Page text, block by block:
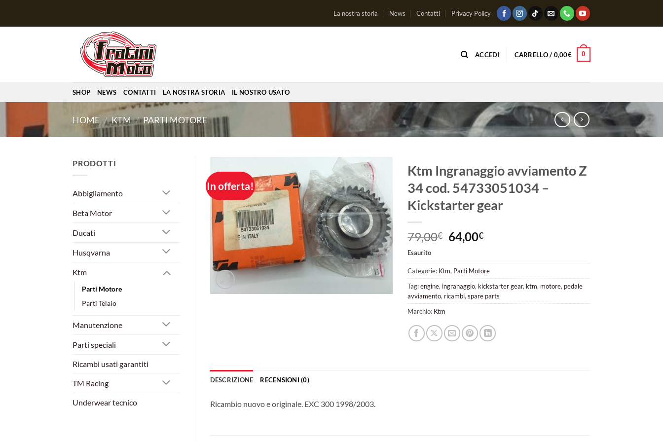
La nostra storia News Contatti Privacy Policy
ACCEDI CARRELLO / 0,00€ 0
SHOP NEWS CONTATTI LA NOSTRA STORIA IL NOSTRO USATO
HOME / KTM / PARTI MOTORE
PRODOTTI
Abbigliamento
Beta Motor
Ducati
Husqvarna
Ktm
Parti Motore
Parti Telaio
Manutenzione
Parti speciali
Ricambi usati garantiti
TM Racing
Underwear tecnico
In offerta!
Aggiungi
alla lista
dei
desideri
Ktm Ingranaggio avviamento Z
34 cod. 54733051034 –
Kickstarter gear
79,00€ Il
prezzo
originale
era:
79,00€.
64,00€Il
attuale
è:
64,00€.
Esaurito
Categorie: Ktm, Parti Motore
Tag:engine, ingranaggio, kickstarter gear, ktm, motore, pedale
avviamento, ricambi,spare parts
Marchio: Ktm
DESCRIZIONE RECENSIONI (0)
Ricambio nuovo e originale. EXC 300 1998/2003.